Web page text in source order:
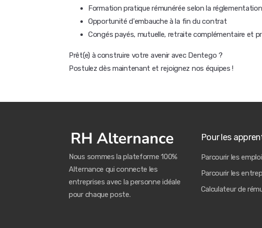
Formation pratique rémunérée selon la
Opportunité d'embauche à la fin du contrat
Congés payés, mutuelle, retraite complémentaire et
Prêt(e) à construire votre avenir avec Dentego ?
Postulez dès maintenant et rejoignez nos équipes !
Nous sommes la plateforme 100%
Alternance qui connecte les
entreprises avec la personne idéale
pour chaque poste.
Pour les
Parcourir les
Parcourir les
Calculateur de